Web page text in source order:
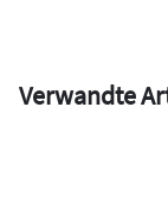
Verwandte